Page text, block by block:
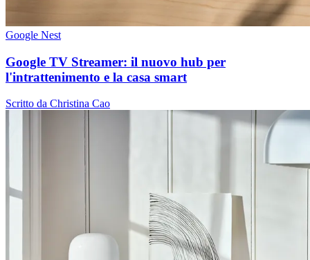
Google Nest
Google TV Streamer: il nuovo hub per
l'intrattenimento e la casa smart
Scritto da Christina Cao